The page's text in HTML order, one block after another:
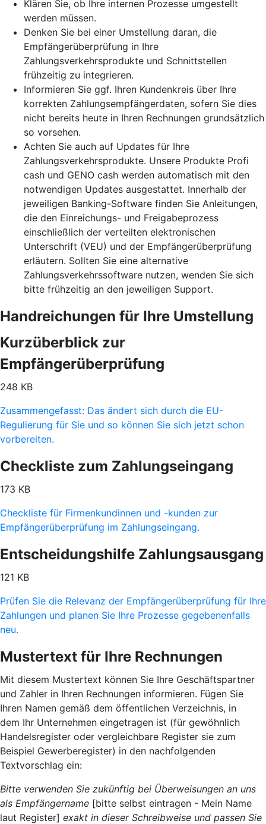
Klären Sie, ob Ihre internen Prozesse umgestellt
werden müssen.
Denken Sie bei einer Umstellung daran, die
Empfängerüberprüfung in Ihre
Zahlungsverkehrsprodukte und Schnittstellen
frühzeitig zu integrieren.
Informieren Sie ggf. Ihren Kundenkreis über Ihre
korrekten Zahlungsempfängerdaten, sofern Sie dies
nicht bereits heute in Ihren Rechnungen grundsätzlich
so vorsehen.
Achten Sie auch auf Updates für Ihre
Zahlungsverkehrsprodukte. Unsere Produkte Profi
cash und GENO cash werden automatisch mit den
notwendigen Updates ausgestattet. Innerhalb der
jeweiligen Banking-Software finden Sie Anleitungen,
die den Einreichungs- und Freigabeprozess
einschließlich der verteilten elektronischen
Unterschrift (VEU) und der Empfängerüberprüfung
erläutern. Sollten Sie eine alternative
Zahlungsverkehrssoftware nutzen, wenden Sie sich
bitte frühzeitig an den jeweiligen Support.
Handreichungen für Ihre Umstellung
Kurzüberblick zur
Empfängerüberprüfung
248 KB
Zusammengefasst: Das ändert sich durch die EU-
Regulierung für Sie und so können Sie sich jetzt schon
vorbereiten.
Checkliste zum Zahlungseingang
173 KB
Checkliste für Firmenkundinnen und -kunden zur
Empfängerüberprüfung im Zahlungseingang.
Entscheidungshilfe Zahlungsausgang
121 KB
Prüfen Sie die Relevanz der Empfängerüberprüfung für Ihre
Zahlungen und planen Sie Ihre Prozesse gegebenenfalls
neu.
Mustertext für Ihre Rechnungen
Mit diesem Mustertext können Sie Ihre Geschäftspartner
und Zahler in Ihren Rechnungen informieren. Fügen Sie
Ihren Namen gemäß dem öffentlichen Verzeichnis, in
dem Ihr Unternehmen eingetragen ist (für gewöhnlich
Handelsregister oder vergleichbare Register sie zum
Beispiel Gewerberegister) in den nachfolgenden
Textvorschlag ein:
Bitte verwenden Sie zukünftig bei Überweisungen an uns
als Empfängername [bitte selbst eintragen - Mein Name
laut Register] exakt in dieser Schreibweise und passen Sie